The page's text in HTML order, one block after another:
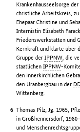
Krankenhausseelsorge
christliche Arbeitskreis,
Ehepaar Christine und
Internistin Elisabeth
Friedenswerkstätten und
Kernkraft und klärte über
Gruppe derIPPNW, die
staatlichenIPPNW-
den innerkirchlichen
den Uranbergbau in der
Wittenberg.
Thomas Pilz, Jg. 1965,
in Großhennersdorf,
und